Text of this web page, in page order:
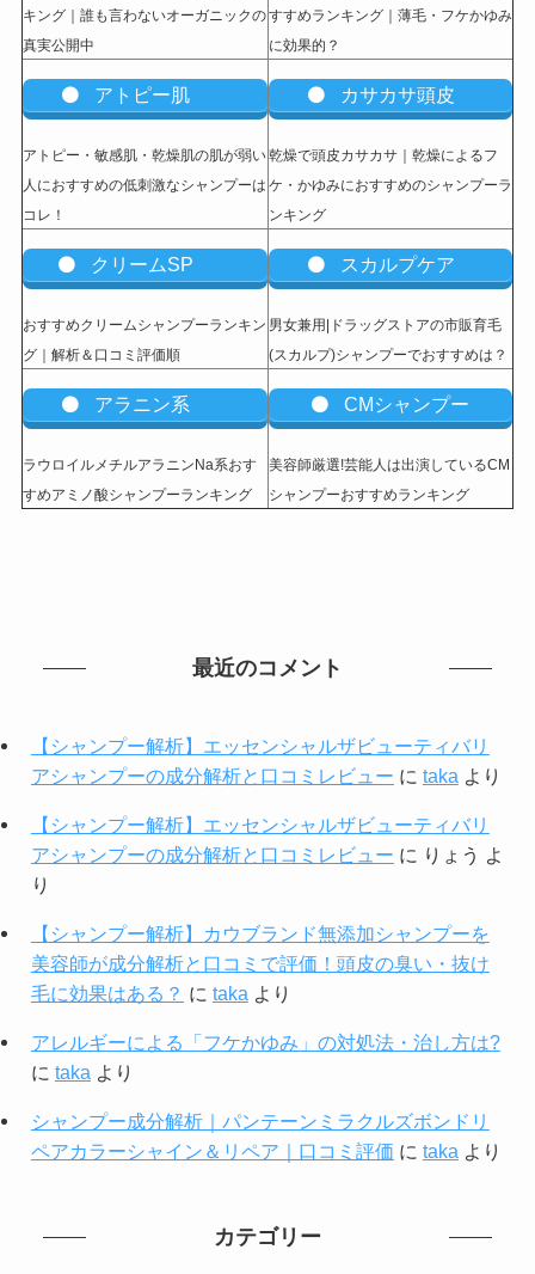
キング｜誰も言わないオーガニックの
真実公開中
すすめランキング｜薄毛・フケかゆみ
に効果的？
アトピー肌
アトピー・敏感肌・乾燥肌の肌が弱い
人におすすめの低刺激なシャンプーは
コレ！
カサカサ頭皮
乾燥で頭皮カサカサ｜乾燥によるフ
ケ・かゆみにおすすめのシャンプーラ
ンキング
クリームSP
おすすめクリームシャンプーランキン
グ｜解析＆口コミ評価順
スカルプケア
男女兼用|ドラッグストアの市販育毛
(スカルプ)シャンプーでおすすめは？
アラニン系
ラウロイルメチルアラニンNa系おす
すめアミノ酸シャンプーランキング
CMシャンプー
美容師厳選!芸能人は出演しているCM
シャンプーおすすめランキング
最近のコメント
【シャンプー解析】エッセンシャルザビューティバリ
アシャンプーの成分解析と口コミレビュー に taka より
【シャンプー解析】エッセンシャルザビューティバリ
アシャンプーの成分解析と口コミレビュー に りょう よ
り
【シャンプー解析】カウブランド無添加シャンプーを
美容師が成分解析と口コミで評価！頭皮の臭い・抜け
毛に効果はある？ に taka より
アレルギーによる「フケかゆみ」の対処法・治し方は?
に taka より
シャンプー成分解析｜パンテーンミラクルズボンドリ
ペアカラーシャイン＆リペア｜口コミ評価 に taka より
カテゴリー